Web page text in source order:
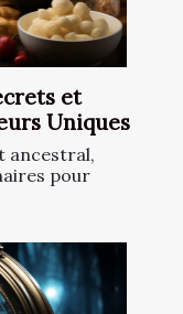
et
Uniques
ancestral,
pour